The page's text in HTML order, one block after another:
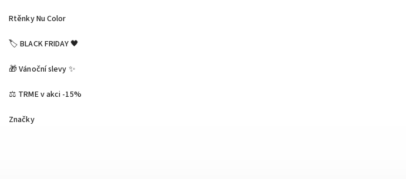
Rtěnky Nu Color
🏷️ BLACK FRIDAY 🖤
🎁 Vánoční slevy ✨
⚖️ TRME v akci -15%
Značky